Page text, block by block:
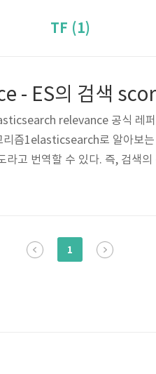
TF (1)
relevance 공식 레
즘1elasticsearch로 알아보
고 번역할 수 있다. 즉, 검색
사용되는 score 알고리즘에
1